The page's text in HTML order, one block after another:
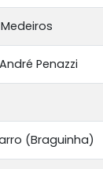
Penazzi
(Braguinha)